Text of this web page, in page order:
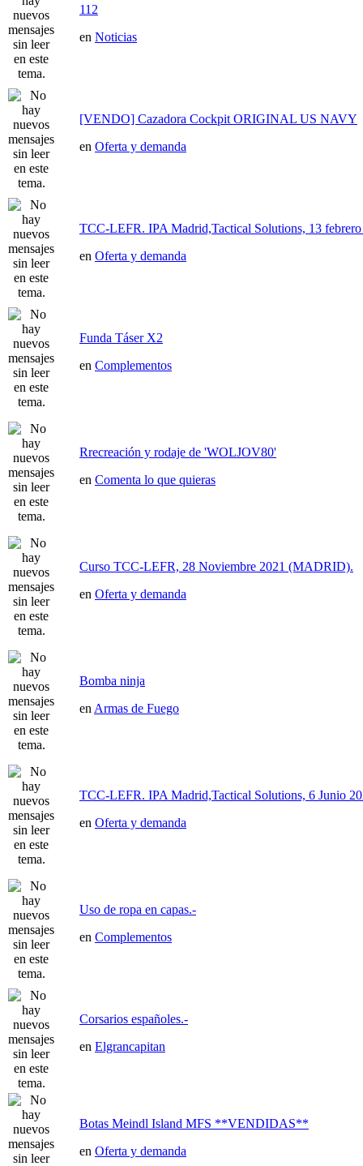
112
en Noticias
[VENDO] Cazadora Cockpit ORIGINAL US NAVY
en Oferta y demanda
TCC-LEFR. IPA Madrid,Tactical Solutions, 13
en Oferta y demanda
Funda Táser X2
en Complementos
Rrecreación y rodaje de 'WOLJOV80'
en Comenta lo que quieras
Curso TCC-LEFR, 28 Noviembre 2021 (MADRID).
en Oferta y demanda
Bomba ninja
en Armas de Fuego
TCC-LEFR. IPA Madrid,Tactical Solutions, 6 Junio
en Oferta y demanda
Uso de ropa en capas.-
en Complementos
Corsarios españoles.-
en Elgrancapitan
Botas Meindl Island MFS **VENDIDAS**
en Oferta y demanda